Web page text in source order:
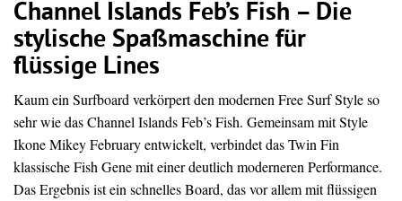
Channel Islands Feb’s Fish – Die
stylische Spaßmaschine für
flüssige Lines
Kaum ein Surfboard verkörpert den modernen Free Surf Style so
sehr wie das Channel Islands Feb’s Fish. Gemeinsam mit Style
Ikone Mikey February entwickelt, verbindet das Twin Fin
klassische Fish Gene mit einer deutlich moderneren Performance.
Das Ergebnis ist ein schnelles Board, das vor allem mit flüssigen